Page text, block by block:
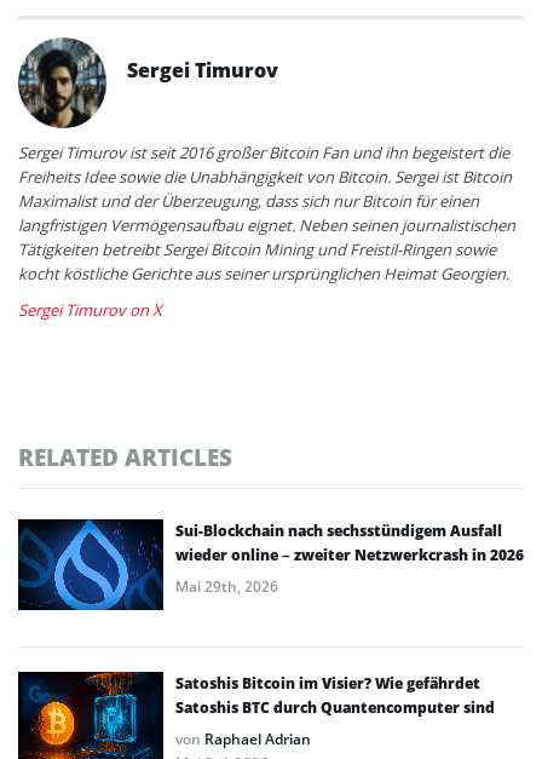
Sergei Timurov
Sergei Timurov ist seit 2016 großer Bitcoin Fan und ihn begeistert die
Freiheits Idee sowie die Unabhängigkeit von Bitcoin. Sergei ist Bitcoin
Maximalist und der Überzeugung, dass sich nur Bitcoin für einen
langfristigen Vermögensaufbau eignet. Neben seinen journalistischen
Tätigkeiten betreibt Sergei Bitcoin Mining und Freistil-Ringen sowie
kocht köstliche Gerichte aus seiner ursprünglichen Heimat Georgien.
Sergei Timurov on X
RELATED ARTICLES
Sui-Blockchain nach sechsstündigem Ausfall
wieder online – zweiter Netzwerkcrash in 2026
Mai 29th, 2026
Satoshis Bitcoin im Visier? Wie gefährdet
Satoshis BTC durch Quantencomputer sind
von Raphael Adrian